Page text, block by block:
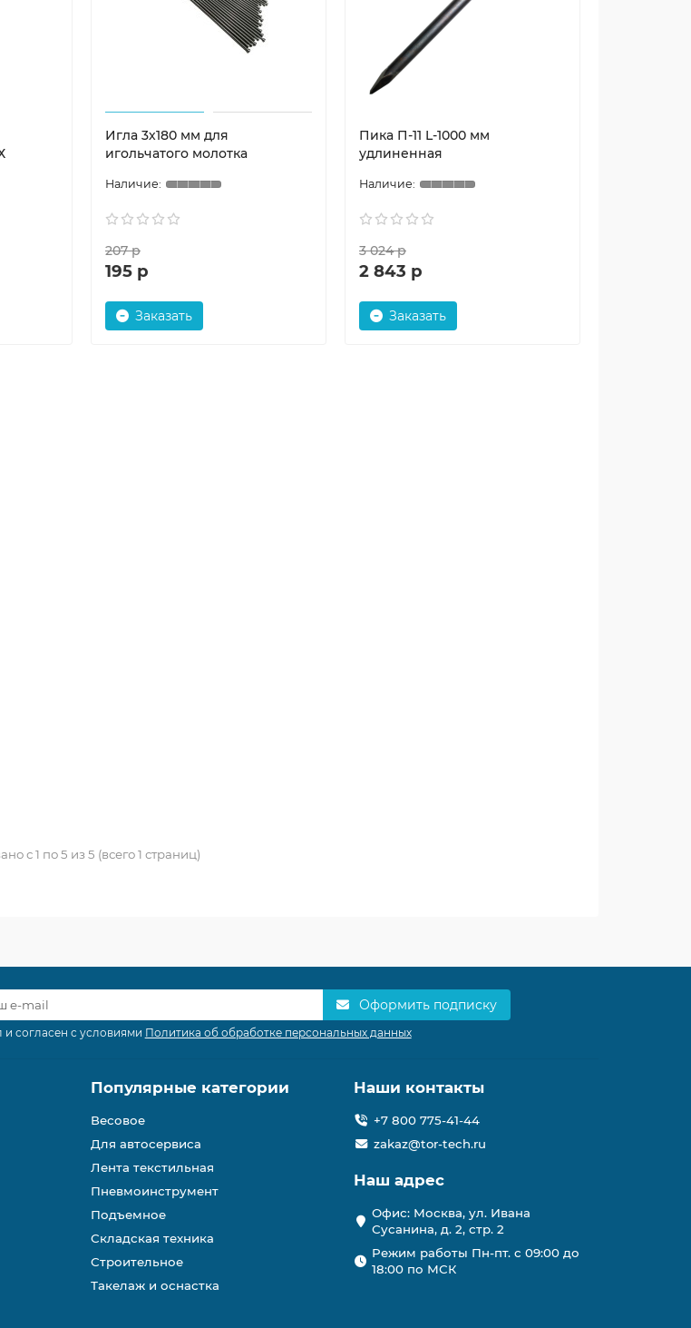
Игла 3х180 мм для
игольчатого молотка
207 р
195 р
Заказать
Пика П-11 L-1000 мм
удлиненная
3 024 р
2 843 р
Заказать
с 1 по 5 из 5 (всего 1 страниц)
Оформить подписку
и согласен с условиями Политика об обработке персональных данных
Популярные категории
Весовое
Для автосервиса
Лента текстильная
Пневмоинструмент
Подъемное
Складская техника
Строительное
Такелаж и оснастка
Наши контакты
+7 800 775-41-44
zakaz@tor-tech.ru
Наш адрес
Офис: Москва, ул. Ивана
Сусанина, д. 2, стр. 2
Режим работы Пн-пт. с 09:00 до
18:00 по МСК